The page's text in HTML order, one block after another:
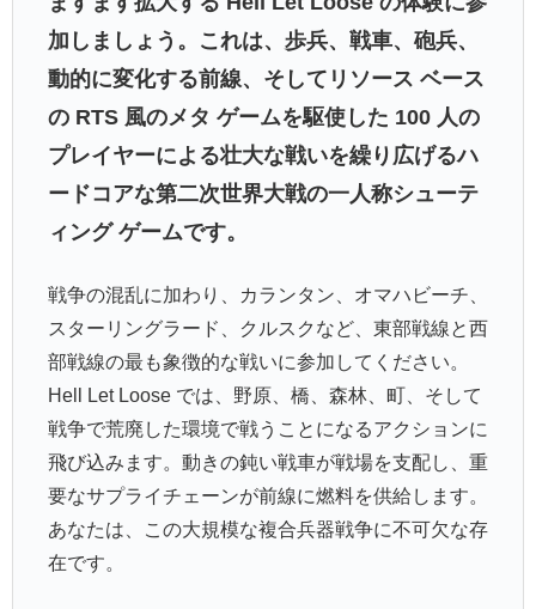
加しましょう。これは、歩兵、戦車、砲兵、
動的に変化する前線、そしてリソース ベース
の RTS 風のメタ ゲームを駆使した 100 人の
プレイヤーによる壮大な戦いを繰り広げるハ
ードコアな第二次世界大戦の一人称シューテ
ィング ゲームです。
戦争の混乱に加わり、カランタン、オマハビーチ、
スターリングラード、クルスクなど、東部戦線と西
部戦線の最も象徴的な戦いに参加してください。
Hell Let Loose では、野原、橋、森林、町、そして
戦争で荒廃した環境で戦うことになるアクションに
飛び込みます。動きの鈍い戦車が戦場を支配し、重
要なサプライチェーンが前線に燃料を供給します。
あなたは、この大規模な複合兵器戦争に不可欠な存
在です。